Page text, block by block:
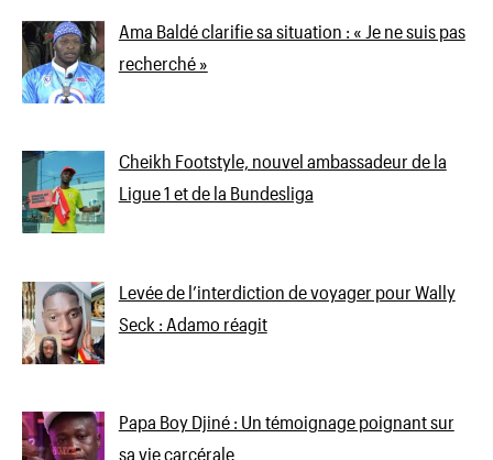
Ama Baldé clarifie sa situation : « Je ne suis pas
recherché »
Cheikh Footstyle, nouvel ambassadeur de la
Ligue 1 et de la Bundesliga
Levée de l’interdiction de voyager pour Wally
Seck : Adamo réagit
Papa Boy Djiné : Un témoignage poignant sur
sa vie carcérale